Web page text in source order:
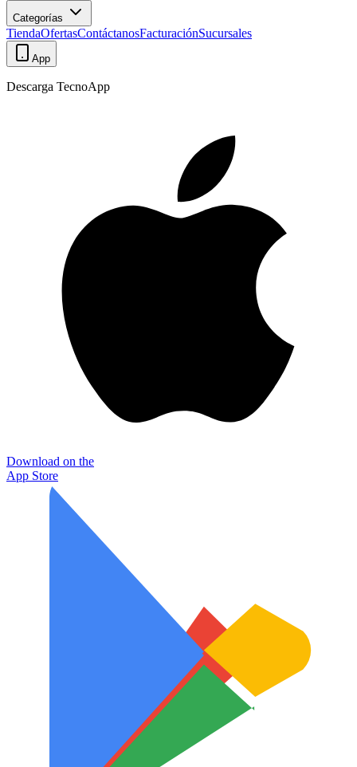
Categorías
TiendaOfertasContáctanosFacturaciónSucursales
App
Descarga TecnoApp
Download on the
App Store